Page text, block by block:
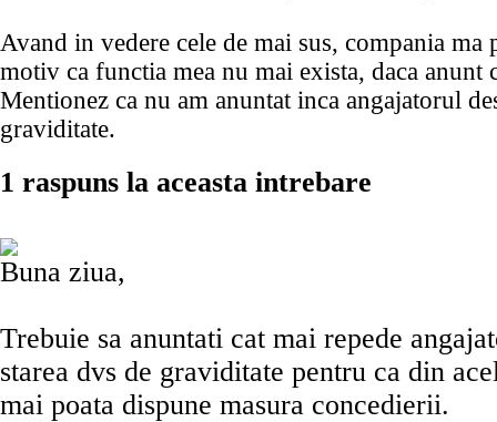
Avand in vedere cele de mai sus, compania ma
motiv ca functia mea nu mai exista, daca anunt
Mentionez ca nu am anuntat inca angajatorul
graviditate.
1 raspuns la aceasta intrebare
Buna ziua,
Trebuie sa anuntati cat mai repede
starea dvs de graviditate pentru ca din
mai poata dispune masura concedierii.